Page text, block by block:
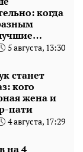
когда
5 августа, 13:30
станет
кого
жена и
пати
4 августа, 17:29
на 4